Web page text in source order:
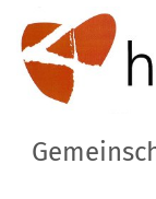
Zum Inhalt